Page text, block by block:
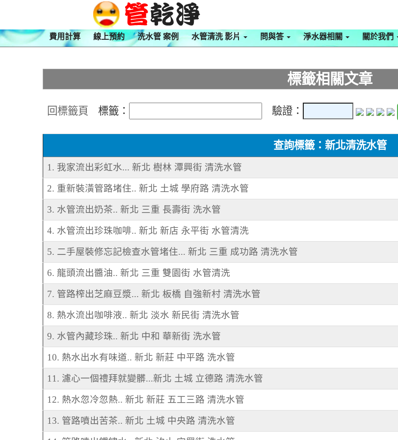
費用計算 線上預約 洗水管 案例 水管清洗 影片 問與答 淨水器相關 關於我們
標籤相關文章
回標籤頁 標籤： 驗證：
查詢標籤：新北清洗水管
1. 我家流出彩虹水... 新北 樹林 潭興街 清洗水管
2. 重新裝潢管路堵住.. 新北 土城 學府路 清洗水管
3. 水管流出奶茶.. 新北 三重 長壽街 洗水管
4. 水管流出珍珠咖啡.. 新北 新店 永平街 水管清洗
5. 二手屋裝修忘記檢查水管堵住... 新北 三重 成功路 清洗水管
6. 龍頭流出醬油.. 新北 三重 雙園街 水管清洗
7. 管路榨出芝麻豆漿... 新北 板橋 自強新村 清洗水管
8. 熱水流出咖啡液.. 新北 淡水 新民街 清洗水管
9. 水管內藏珍珠.. 新北 中和 華新街 洗水管
10. 熱水出水有味道.. 新北 新莊 中平路 洗水管
11. 濾心一個禮拜就變髒...新北 土城 立德路 清洗水管
12. 熱水忽冷忽熱.. 新北 新莊 五工三路 清洗水管
13. 管路噴出苦茶.. 新北 土城 中央路 清洗水管